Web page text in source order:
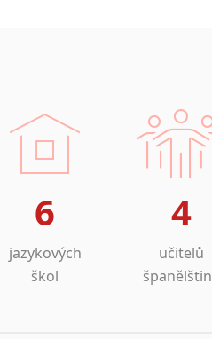
6
jazykových
škol
4
učitelů